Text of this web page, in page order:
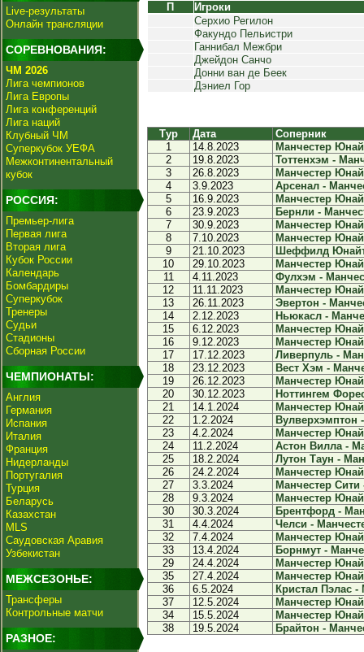
Live-результаты
Онлайн трансляции
СОРЕВНОВАНИЯ:
ЧМ 2026
Лига чемпионов
Лига Европы
Лига конференций
Лига наций
Клубный ЧМ
Суперкубок УЕФА
Межконтинентальный
кубок
РОССИЯ:
Премьер-лига
Первая лига
Вторая лига
Кубок России
Календарь
Бомбардиры
Суперкубок
Тренеры
Судьи
Стадионы
Сборная России
ЧЕМПИОНАТЫ:
Англия
Германия
Испания
Италия
Франция
Нидерланды
Португалия
Турция
Беларусь
Казахстан
MLS
Саудовская Аравия
Узбекистан
МЕЖСЕЗОНЬЕ:
Трансферы
Контрольные матчи
РАЗНОЕ:
П
Игроки
Серхио Регилон
Факундо Пельистри
Ганнибал Межбри
Джейдон Санчо
Донни ван де Беек
Дэниел Гор
Тур Дата
Соперник
1
14.8.2023
Манчестер
2
19.8.2023
Тоттенхэм -
3
26.8.2023
Манчестер
4
3.9.2023
Арсенал -
5
16.9.2023
Манчестер
6
23.9.2023
Бернли -
7
30.9.2023
Манчестер
8
7.10.2023
Манчестер
9
21.10.2023
Шеффилд
10
29.10.2023
Манчестер
11
4.11.2023
Фулхэм -
12
11.11.2023
Манчестер
13
26.11.2023
Эвертон -
14
2.12.2023
Ньюкасл -
15
6.12.2023
Манчестер
16
9.12.2023
Манчестер
17
17.12.2023
Ливерпуль -
18
23.12.2023
Вест Хэм -
19
26.12.2023
Манчестер
20
30.12.2023
Ноттингем
21
14.1.2024
Манчестер
22
1.2.2024
Вулверхэмптон
23
4.2.2024
Манчестер
24
11.2.2024
Астон Вилла -
25
18.2.2024
Лутон Таун -
26
24.2.2024
Манчестер
27
3.3.2024
Манчестер
28
9.3.2024
Манчестер
30
30.3.2024
Брентфорд -
31
4.4.2024
Челси -
32
7.4.2024
Манчестер
33
13.4.2024
Борнмут -
29
24.4.2024
Манчестер
35
27.4.2024
Манчестер
36
6.5.2024
Кристал Пэлас
37
12.5.2024
Манчестер
34
15.5.2024
Манчестер
38
19.5.2024 Брайтон -